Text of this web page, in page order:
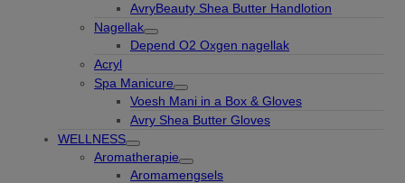
AvryBeauty Shea Butter Handlotion
Nagellak
Depend O2 Oxgen nagellak
Acryl
Spa Manicure
Voesh Mani in a Box & Gloves
Avry Shea Butter Gloves
WELLNESS
Aromatherapie
Aromamengsels